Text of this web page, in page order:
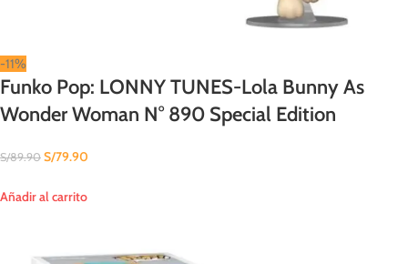
-11%
Funko Pop: LONNY TUNES-Lola Bunny As
Wonder Woman N° 890 Special Edition
S/89.90 S/79.90
Añadir al carrito